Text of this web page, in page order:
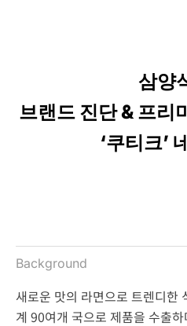
삼양
브랜드 진단 & 프리
‘쿠티크’
Background
새로운 맛의 라면으로 트렌디한
계 90여개 국으로 제품을 수출